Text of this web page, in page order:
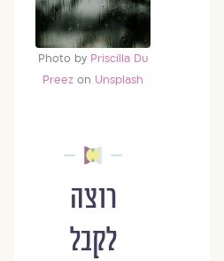
Photo byPriscilla Du
PreezonUnsplash
רוצה
לקבל